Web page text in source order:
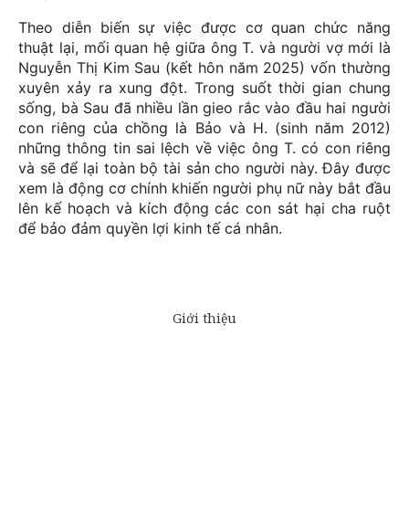
Theo diễn biến sự việc được cơ quan chức năng
thuật lại, mối quan hệ giữa ông T. và người vợ mới là
Nguyễn Thị Kim Sau (kết hôn năm 2025) vốn thường
xuyên xảy ra xung đột. Trong suốt thời gian chung
sống, bà Sau đã nhiều lần gieo rắc vào đầu hai người
con riêng của chồng là Bảo và H. (sinh năm 2012)
những thông tin sai lệch về việc ông T. có con riêng
và sẽ để lại toàn bộ tài sản cho người này. Đây được
xem là động cơ chính khiến người phụ nữ này bắt đầu
lên kế hoạch và kích động các con sát hại cha ruột
để bảo đảm quyền lợi kinh tế cá nhân.